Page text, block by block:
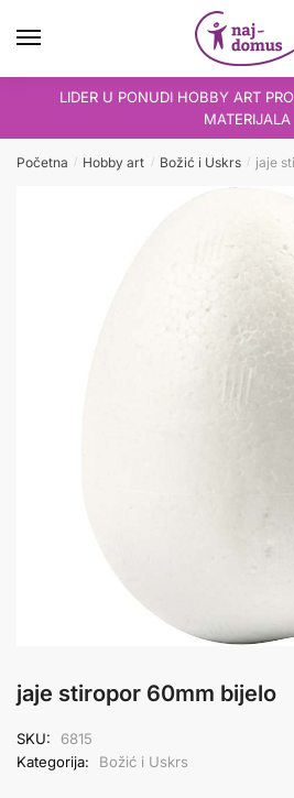
LIDER U PONUDI HOBBY ART
MATERIJALA
Početna / Hobby art / Božić i Uskrs / jaje
jaje stiropor 60mm bijelo
SKU:
6815
Kategorija:
Božić i Uskrs